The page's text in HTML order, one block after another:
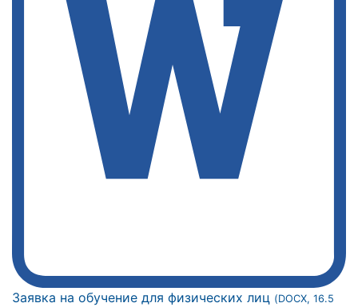
Заявка на обучение для физических лиц (DOCX, 16.5